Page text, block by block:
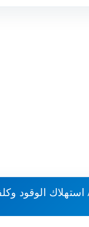
استهلاك الوقود وكلفة الرحلة